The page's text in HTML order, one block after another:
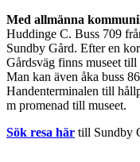
Med allmänna
Huddinge C. Buss 709
Sundby Gård. Efter en
Gårdsväg finns museet till
Man kan även åka buss
Handenterminalen till
m promenad till museet.
Sök resa här till Sundby